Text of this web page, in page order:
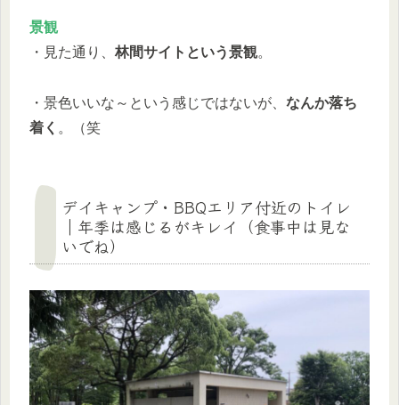
景観
・見た通り、 林間サイトという景観。
・景色いいな～という感じではないが、 なんか落ち
着く 。（笑
デイキャンプ・BBQエリア付近のトイレ
｜年季は感じるがキレイ（食事中は見な
いでね）